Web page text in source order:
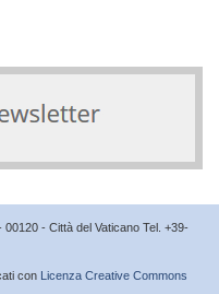
- Città del Vaticano Tel. +39-
con Licenza Creative Commons